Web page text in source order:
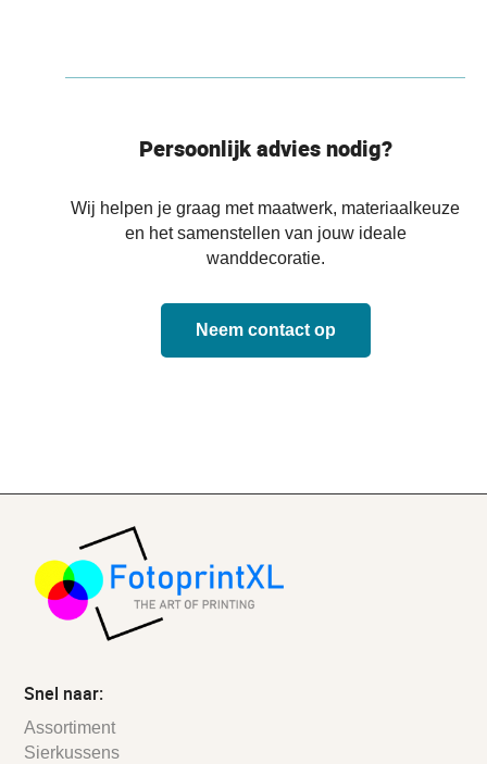
Persoonlijk advies nodig?
Wij helpen je graag met maatwerk, materiaalkeuze
en het samenstellen van jouw ideale
wanddecoratie.
Neem contact op
Snel naar:
Assortiment
Sierkussens